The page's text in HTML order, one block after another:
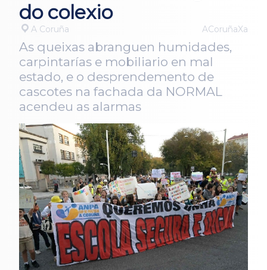
do colexio
A Coruña ACoruñaXa
As queixas abranguen humidades,
carpintarías e mobiliario en mal
estado, e o desprendemento de
cascotes na fachada da NORMAL
acendeu as alarmas